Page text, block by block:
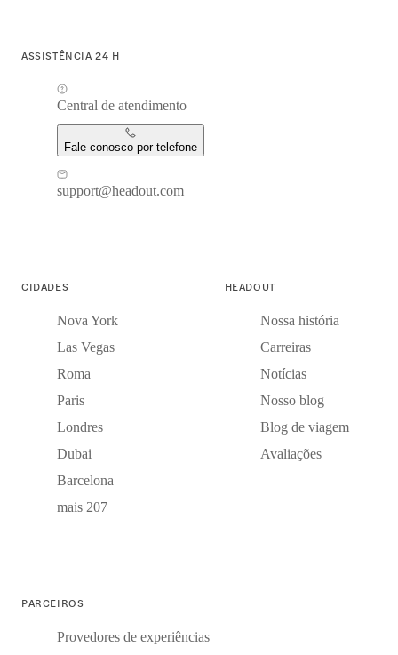
ASSISTÊNCIA 24 H
Central de atendimento
Fale conosco por telefone
support@headout.com
CIDADES
Nova York
Las Vegas
Roma
Paris
Londres
Dubai
Barcelona
mais 207
HEADOUT
Nossa história
Carreiras
Notícias
Nosso blog
Blog de viagem
Avaliações
PARCEIROS
Provedores de experiências